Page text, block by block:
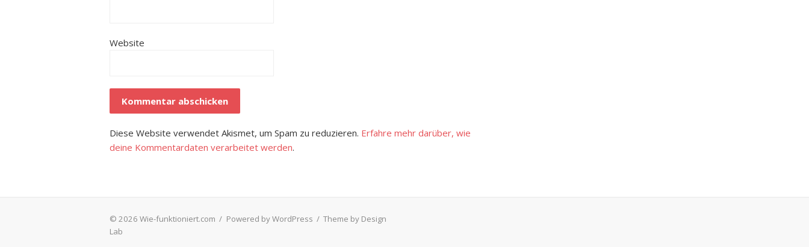
Website
Diese Website verwendet Akismet, um Spam zu reduzieren. Erfahre mehr darüber, wie
deine Kommentardaten verarbeitet werden.
© 2026 Wie-funktioniert.com / Powered by WordPress / Theme by Design
Lab